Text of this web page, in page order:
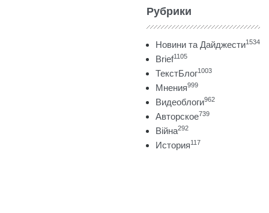
Рубрики
Новини та Дайджести1534
Brief1105
ТекстБлог1003
Мнения999
Видеоблоги962
Авторское739
Війна292
История117